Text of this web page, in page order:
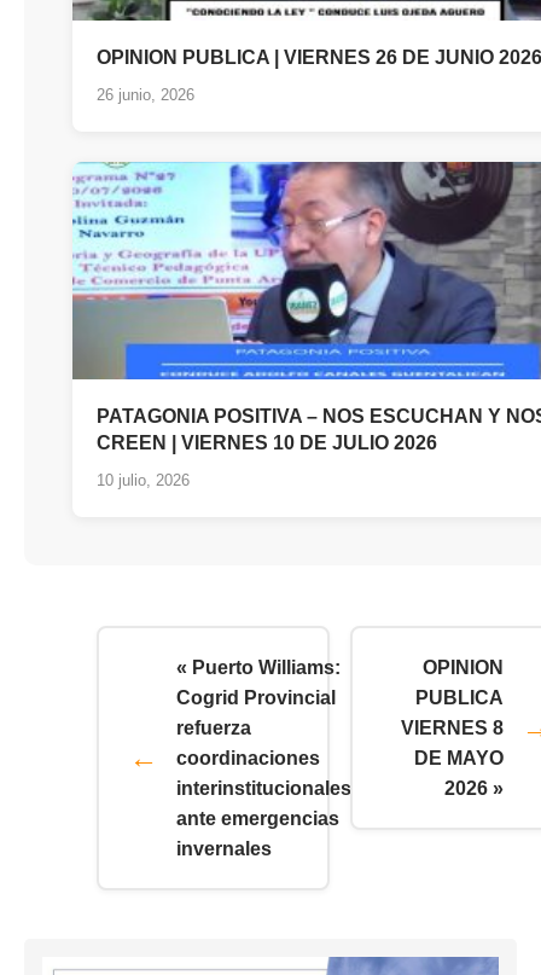
OPINION PUBLICA | VIERNES 26 DE JUNIO 2026
26 junio, 2026
PATAGONIA POSITIVA – NOS ESCUCHAN Y
CREEN | VIERNES 10 DE JULIO 2026
10 julio, 2026
« Puerto Williams:
Cogrid Provincial
refuerza
coordinaciones
interinstitucionales
ante emergencias
invernales
OPINION
PUBLICA
VIERNES 8
DE MAYO
2026 »